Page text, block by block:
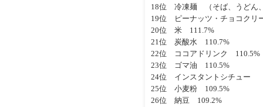
18位 冷凍麺 （そば、うどん
19位 ピーナッツ・チョコクリ
20位 米 111.7%
21位 炭酸水 110.7%
22位 ココアドリンク 110.5%
23位 ゴマ油 110.5%
24位 インスタントシチュー
25位 小麦粉 109.5%
26位 納豆 109.2%